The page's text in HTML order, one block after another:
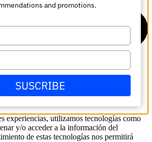
experiencias, utilizamos tecnologías como
y/o acceder a la información del
de estas tecnologías nos permitirá
and promotions.
SUSCRIBE